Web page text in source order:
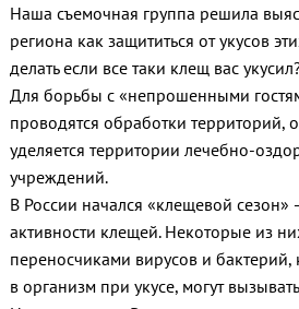
Наша съемочная группа решила
региона как защититься от укусов
делать если все таки клещ вас
Для борьбы с «непрошенными
проводятся обработки территорий,
уделяется территории лечебно-
учреждений.
В России начался «клещевой
активности клещей. Некоторые из
переносчиками вирусов и
в организм при укусе, могут